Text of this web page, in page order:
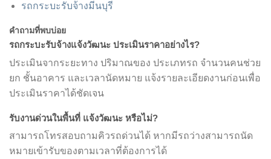
รถกระบะรับจ้างมีนบุรี
คำถามที่พบบ่อย
รถกระบะรับจ้างแจ้งวัฒนะ ประเมินราคาอย่างไร?
ประเมินจากระยะทาง ปริมาณของ ประเภทรถ จำนวนคนช่วย
ยก ชั้นอาคาร และเวลานัดหมาย แจ้งรายละเอียดงานก่อนเพื่อ
ประเมินราคาได้ชัดเจน
รับงานด่วนในพื้นที่ แจ้งวัฒนะ หรือไม่?
สามารถโทรสอบถามคิวรถด่วนได้ หากมีรถว่างสามารถนัด
หมายเข้ารับของตามเวลาที่ต้องการได้